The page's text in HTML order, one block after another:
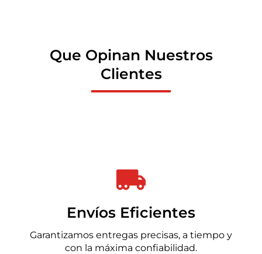
Que Opinan Nuestros
Clientes
Envíos Eficientes
Garantizamos entregas precisas, a tiempo y
con la máxima confiabilidad.